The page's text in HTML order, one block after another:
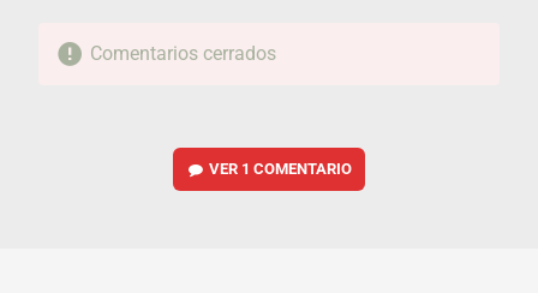
Comentarios cerrados
VER 1 COMENTARIO